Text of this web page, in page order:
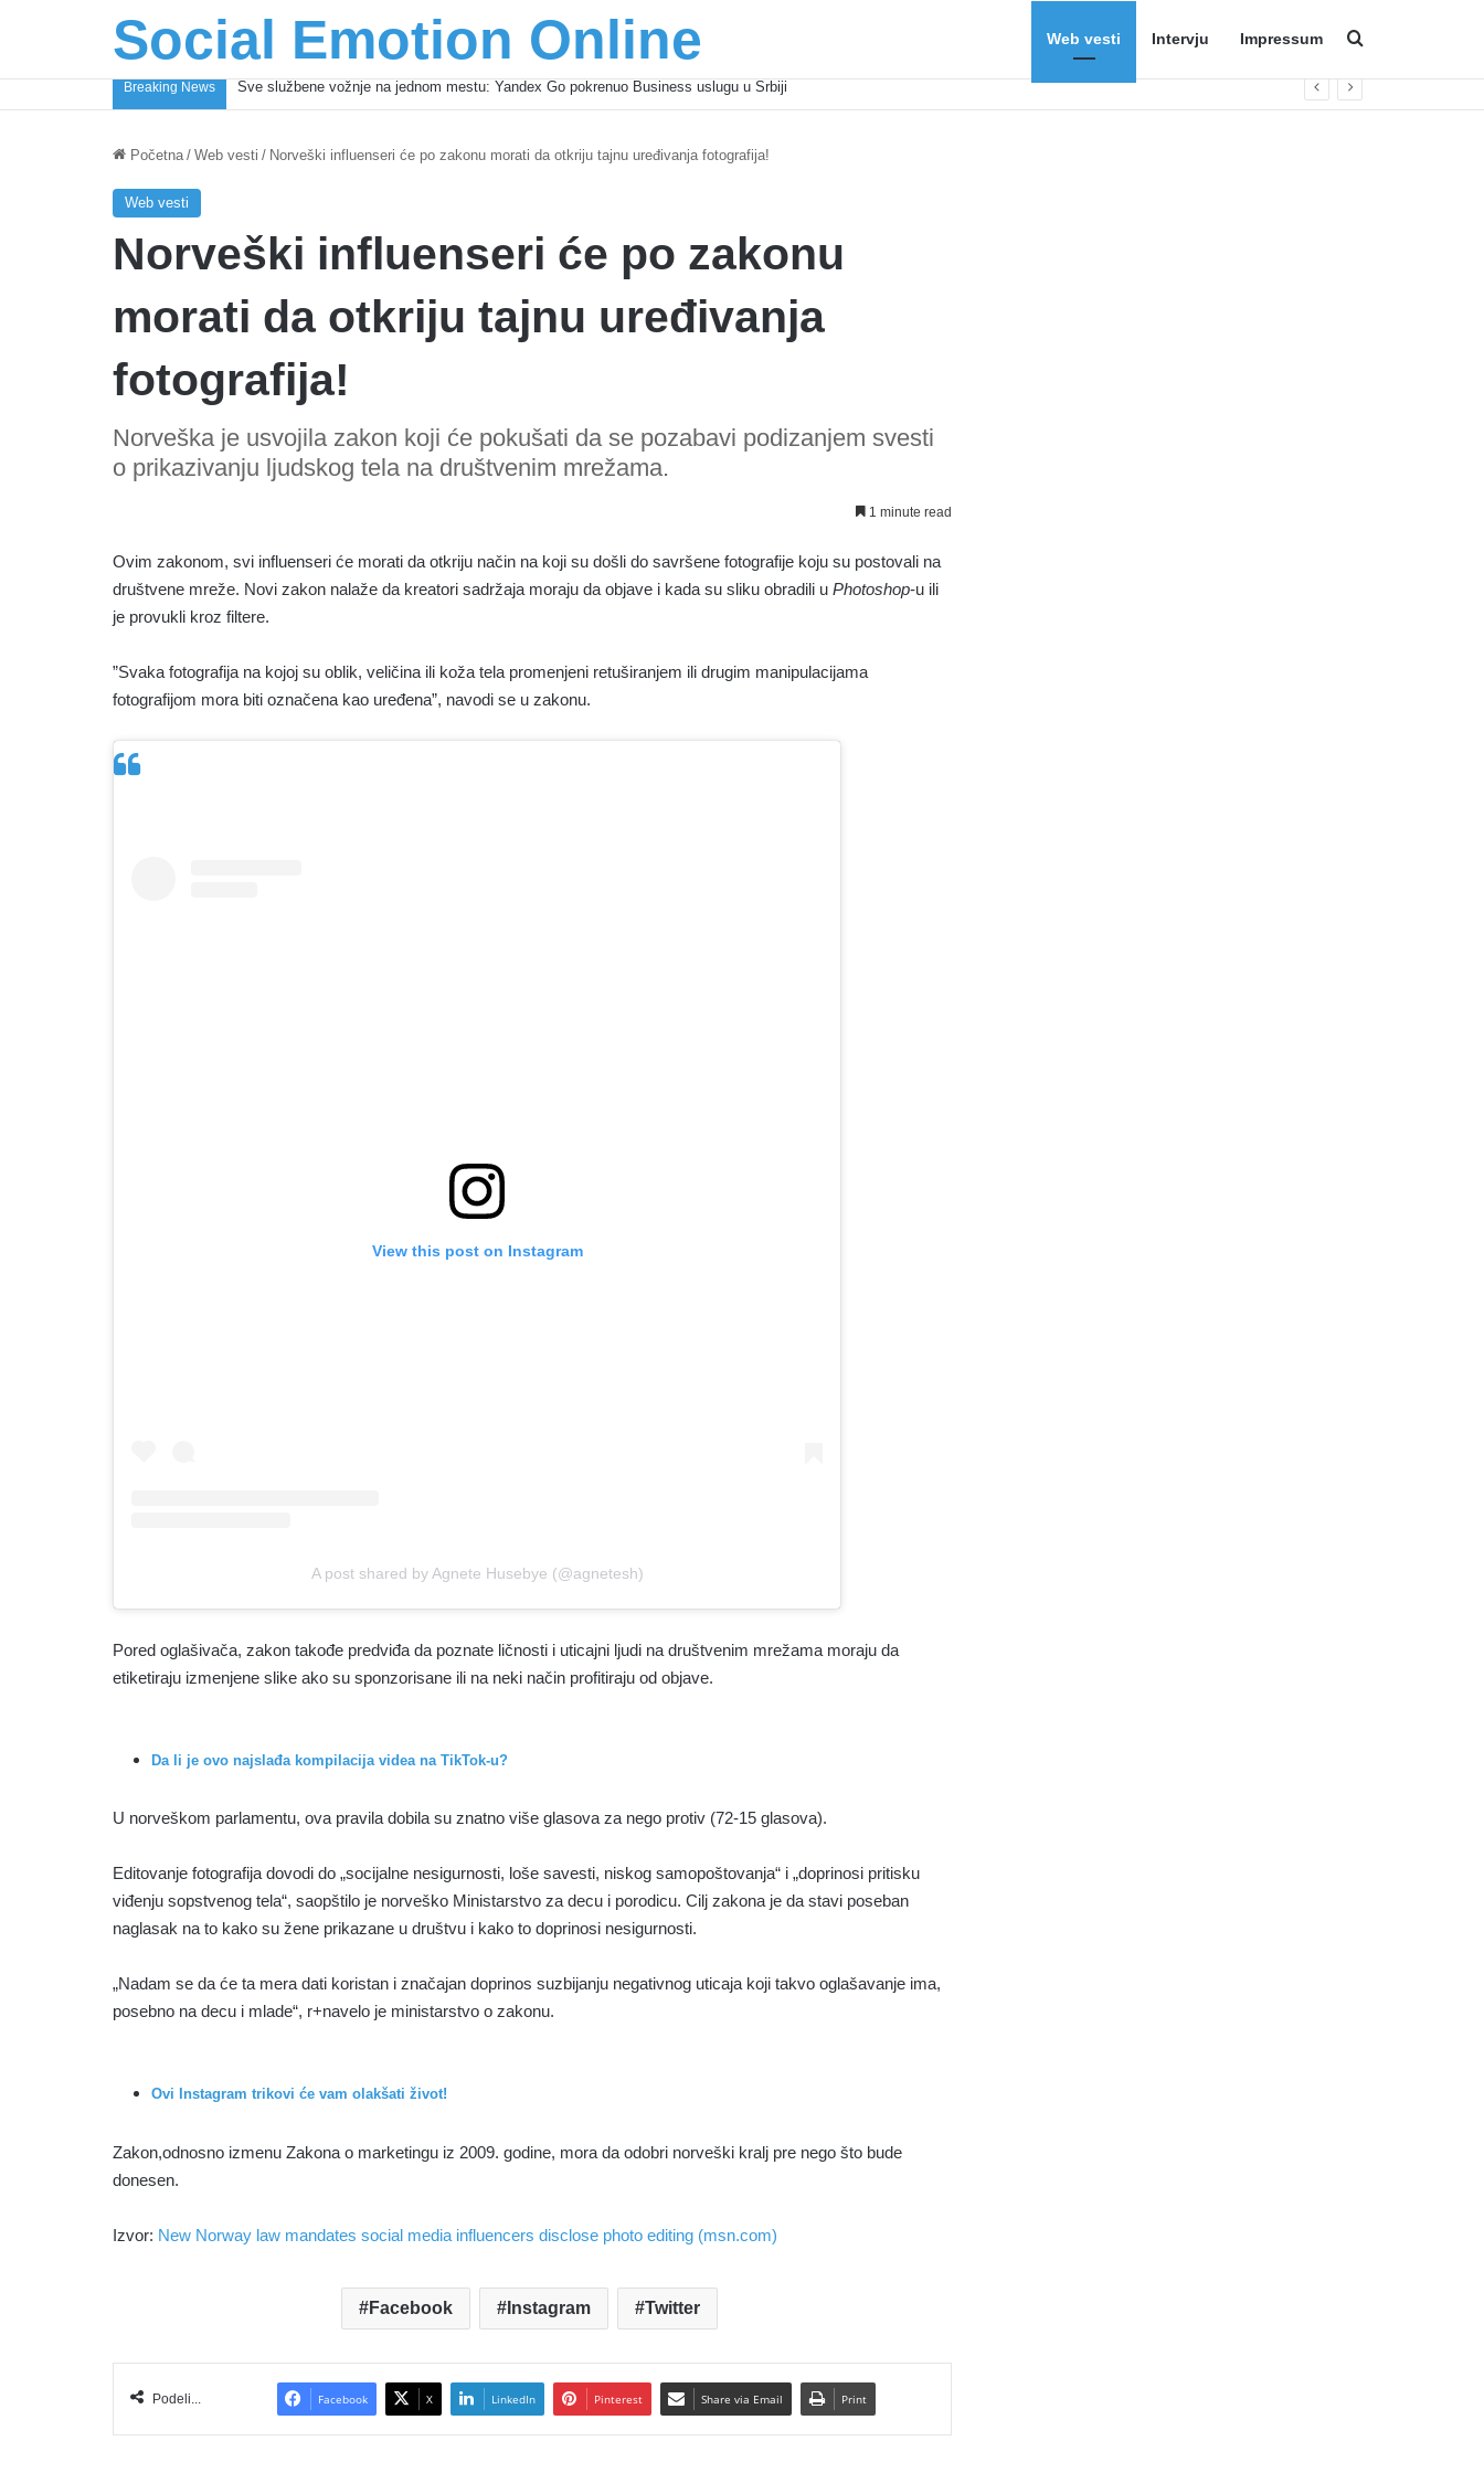
Social Emotion Online Web vesti Intervju Impressum
Breaking News Coca-Cola podrška mladima i Excel Grašić osnažuju mlade u regionu
Početna / Web vesti / Norveški influenseri će po zakonu morati da otkriju tajnu uređivanja fotografija!
Web vesti
Norveški influenseri će po zakonu
morati da otkriju tajnu uređivanja
fotografija!
Norveška je usvojila zakon koji će pokušati da se pozabavi podizanjem svesti
o prikazivanju ljudskog tela na društvenim mrežama.
1 minute read
Ovim zakonom, svi influenseri će morati da otkriju način na koji su došli do savršene fotografije koju su postovali na
društvene mreže. Novi zakon nalaže da kreatori sadržaja moraju da objave i kada su sliku obradili u Photoshop-u ili
je provukli kroz filtere.
”Svaka fotografija na kojoj su oblik, veličina ili koža tela promenjeni retuširanjem ili drugim manipulacijama
fotografijom mora biti označena kao uređena”, navodi se u zakonu.
View this post on Instagram
A post shared by Agnete Husebye (@agnetesh)
Pored oglašivača, zakon takođe predviđa da poznate ličnosti i uticajni ljudi na društvenim mrežama moraju da
etiketiraju izmenjene slike ako su sponzorisane ili na neki način profitiraju od objave.
Da li je ovo najslađa kompilacija videa na TikTok-u?
U norveškom parlamentu, ova pravila dobila su znatno više glasova za nego protiv (72-15 glasova).
Editovanje fotografija dovodi do „socijalne nesigurnosti, loše savesti, niskog samopoštovanja“ i „doprinosi pritisku
viđenju sopstvenog tela“, saopštilo je norveško Ministarstvo za decu i porodicu. Cilj zakona je da stavi poseban
naglasak na to kako su žene prikazane u društvu i kako to doprinosi nesigurnosti.
„Nadam se da će ta mera dati koristan i značajan doprinos suzbijanju negativnog uticaja koji takvo oglašavanje ima,
posebno na decu i mlade“, r+navelo je ministarstvo o zakonu.
Ovi Instagram trikovi će vam olakšati život!
Zakon,odnosno izmenu Zakona o marketingu iz 2009. godine, mora da odobri norveški kralj pre nego što bude
donesen.
Izvor: New Norway law mandates social media influencers disclose photo editing (msn.com)
Facebook Instagram Twitter
Podeli... Facebook X LinkedIn Pinterest Share via Email Print